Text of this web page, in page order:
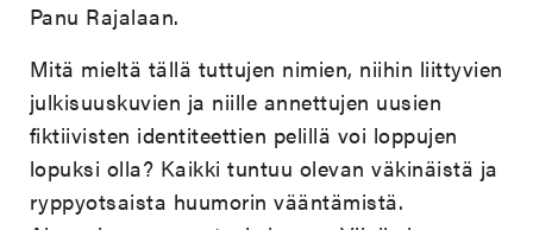
Panu Rajalaan.
Mitä mieltä tällä tuttujen nimien, niihin liittyvien
julkisuuskuvien ja niille annettujen uusien
fiktiivisten identiteettien pelillä voi loppujen
lopuksi olla? Kaikki tuntuu olevan väkinäistä ja
ryppyotsaista huumorin vääntämistä.